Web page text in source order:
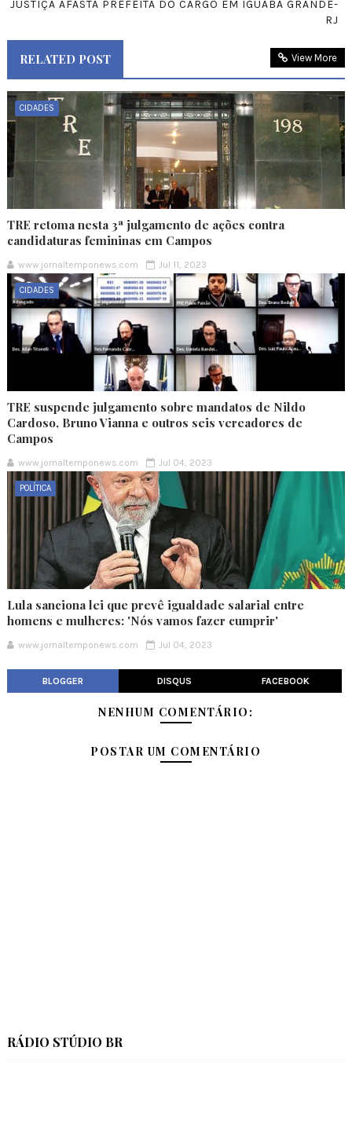
JUSTIÇA AFASTA PREFEITA DO CARGO EM IGUABA GRANDE-
RJ
RELATED POST View More
CIDADES
TRE retoma nesta 3ª julgamento de ações contra
candidaturas femininas em Campos
www.jornaltemponews.com Jul 11, 2023
CIDADES
TRE suspende julgamento sobre mandatos de Nildo
Cardoso, Bruno Vianna e outros seis vereadores de
Campos
www.jornaltemponews.com Jul 04, 2023
POLÍTICA
Lula sanciona lei que prevê igualdade salarial entre
homens e mulheres: 'Nós vamos fazer cumprir'
www.jornaltemponews.com Jul 04, 2023
BLOGGER DISQUS FACEBOOK
NENHUM COMENTÁRIO:
POSTAR UM COMENTÁRIO
RÁDIO STÚDIO BR